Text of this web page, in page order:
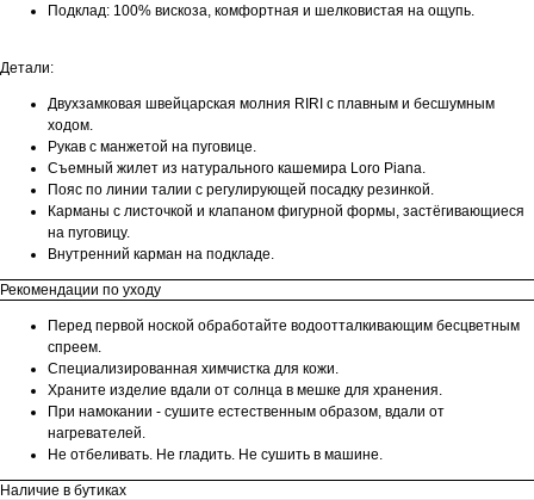
Подклад: 100% вискоза, комфортная и шелковистая на ощупь.
Детали:
Двухзамковая швейцарская молния RIRI с плавным и бесшумным
ходом.
Рукав с манжетой на пуговице.
Съемный жилет из натурального кашемира Loro Piana.
Пояс по линии талии с регулирующей посадку резинкой.
Карманы с листочкой и клапаном фигурной формы, застёгивающиеся
на пуговицу.
Внутренний карман на подкладе.
Рекомендации по уходу
Перед первой ноской обработайте водоотталкивающим бесцветным
спреем.
Специализированная химчистка для кожи.
Храните изделие вдали от солнца в мешке для хранения.
При намокании - сушите естественным образом, вдали от
нагревателей.
Не отбеливать. Не гладить. Не сушить в машине.
Наличие в бутиках